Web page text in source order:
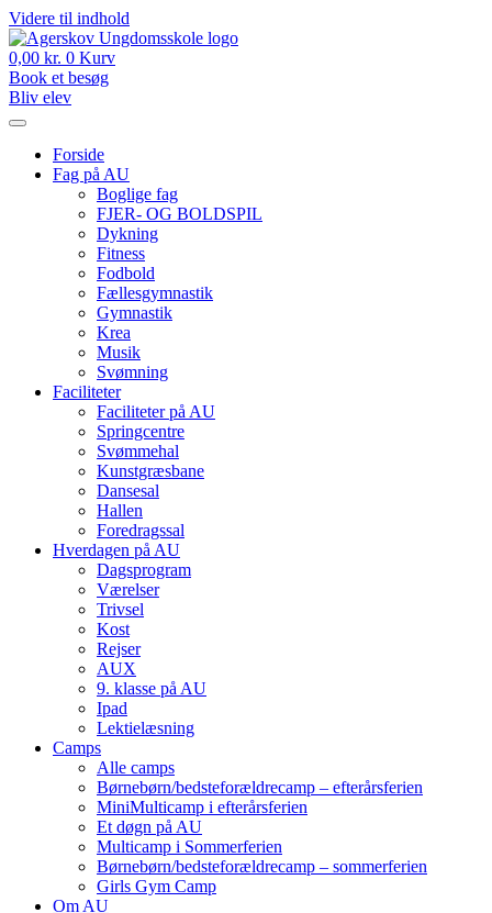
Videre til indhold
0,00 kr. 0 Kurv
Book et besøg
Bliv elev
Forside
Fag på AU
Boglige fag
FJER- OG BOLDSPIL
Dykning
Fitness
Fodbold
Fællesgymnastik
Gymnastik
Krea
Musik
Svømning
Faciliteter
Faciliteter på AU
Springcentre
Svømmehal
Kunstgræsbane
Dansesal
Hallen
Foredragssal
Hverdagen på AU
Dagsprogram
Værelser
Trivsel
Kost
Rejser
AUX
9. klasse på AU
Ipad
Lektielæsning
Camps
Alle camps
Børnebørn/bedste­forældre­camp – efterårsferien
MiniMulti­camp i efterårsferien
Et døgn på AU
Multi­camp i Sommerferien
Børnebørn/bedste­forældre­camp – sommerferien
Girls Gym Camp
Om AU